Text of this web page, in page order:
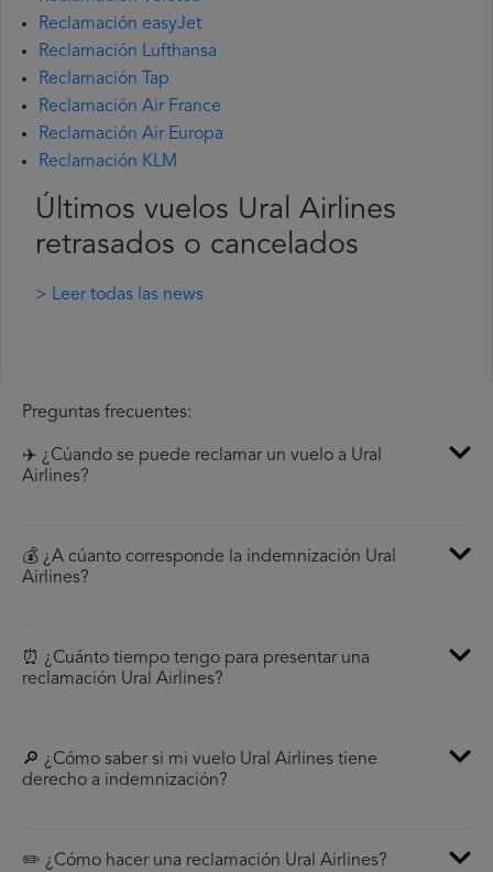
Reclamación easyJet
Reclamación Lufthansa
Reclamación Tap
Reclamación Air France
Reclamación Air Europa
Reclamación KLM
Últimos vuelos Ural Airlines
retrasados o cancelados
> Leer todas las news
Preguntas frecuentes:
✈️ ¿Cúando se puede reclamar un vuelo a Ural
Airlines?
💰 ¿A cúanto corresponde la indemnización Ural
Airlines?
⏰ ¿Cuánto tiempo tengo para presentar una
reclamación Ural Airlines?
🔎 ¿Cómo saber si mi vuelo Ural Airlines tiene
derecho a indemnización?
✏️ ¿Cómo hacer una reclamación Ural Airlines?